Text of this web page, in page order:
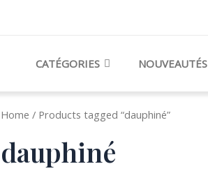
CATÉGORIES NOUVEAUTÉS
Home / Products tagged “dauphiné”
dauphiné